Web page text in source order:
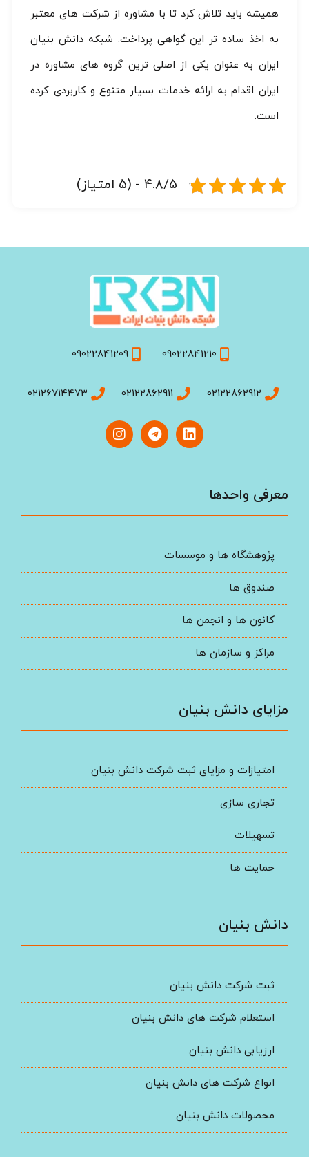
همیشه باید تلاش کرد تا با مشاوره از شرکت های معتبر
به اخذ ساده تر این گواهی پرداخت. شبکه دانش بنیان
ایران به عنوان یکی از اصلی ترین گروه های مشاوره در
ایران اقدام به ارائه خدمات بسیار متنوع و کاربردی کرده
است.
۴.۸/۵ - (۵ امتیاز)
دانش بنیان
ثبت شرکت دانش بنیان
استعلام شرکت های دانش بنیان
ارزیابی دانش بنیان
انواع شرکت های دانش بنیان
محصولات دانش بنیان
مزایای دانش بنیان
امتیازات و مزایای ثبت شرکت دانش بنیان
تجاری سازی
تسهیلات
حمایت ها
معرفی واحد‌ها
پژوهشگاه ها و موسسات
صندوق ها
کانون ها و انجمن ها
مراکز و سازمان ها
09022841210
09022841209
02122862912
02122862911
02126714473